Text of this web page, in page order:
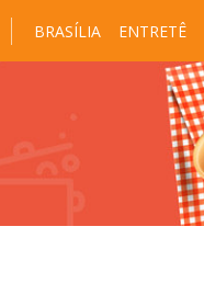
BRASÍLIA ENTRETÊ